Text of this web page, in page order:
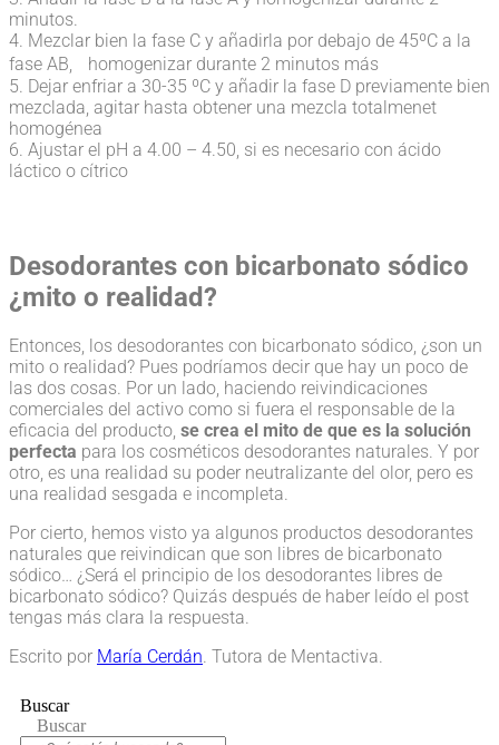
minutos.
4. Mezclar bien la fase C y añadirla por debajo de 45ºC a la
fase AB, homogenizar durante 2 minutos más
5. Dejar enfriar a 30-35 ºC y añadir la fase D previamente bien
mezclada, agitar hasta obtener una mezcla totalmenet
homogénea
6. Ajustar el pH a 4.00 – 4.50, si es necesario con ácido
láctico o cítrico
Desodorantes con bicarbonato sódico
¿mito o realidad?
Entonces, los desodorantes con bicarbonato sódico, ¿son un
mito o realidad? Pues podríamos decir que hay un poco de
las dos cosas. Por un lado, haciendo reivindicaciones
comerciales del activo como si fuera el responsable de la
eficacia del producto, se crea el mito de que es la solución
perfecta para los cosméticos desodorantes naturales. Y por
otro, es una realidad su poder neutralizante del olor, pero es
una realidad sesgada e incompleta.
Por cierto, hemos visto ya algunos productos desodorantes
naturales que reivindican que son libres de bicarbonato
sódico… ¿Será el principio de los desodorantes libres de
bicarbonato sódico? Quizás después de haber leído el post
tengas más clara la respuesta.
Escrito por María Cerdán . Tutora de Mentactiva.
Buscar
Buscar